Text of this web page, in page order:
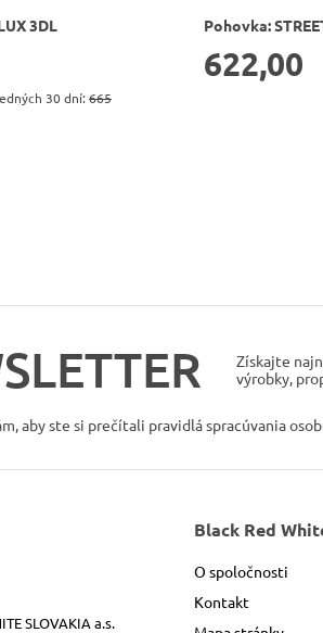
3DL
30 dní: 665
Pohovka:
622,00
Získajte
výrobky,
aby ste si prečítali pravidlá spracúvania
SLOVAKIA a.s.
Black Red
O spoločnosti
Kontakt